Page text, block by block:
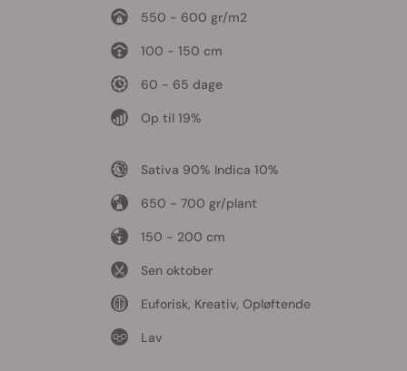
550 - 600 gr/m2
100 - 150 cm
60 - 65 dage
Op til 19%
Sativa 90% Indica 10%
650 - 700 gr/plant
150 - 200 cm
Sen oktober
Euforisk, Kreativ, Opløftende
Lav